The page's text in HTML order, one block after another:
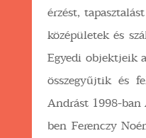
érzést,
középületek és
Egyedi objektjeik
összegyűjtik és
Andrást 1998-ban
ben Ferenczy